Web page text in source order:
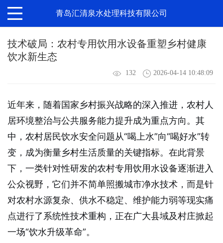
青岛汇清泉水处理科技有限公司
技术破局：农村专用饮用水设备重塑乡村健康
饮水新生态
132 2026-04-14 10:48:09
近年来，随着国家乡村振兴战略的深入推进，农村人
居环境整治与公共服务能力提升成为重点方向。其
中，农村居民饮水安全问题从“喝上水”向“喝好水”转
变，成为衡量乡村生活质量的关键指标。在此背景
下，一类针对性研发的农村专用饮用水设备逐渐进入
公众视野，它们并不简单照搬城市净水技术，而是针
对农村水源复杂、供水不稳定、维护能力弱等现实痛
点进行了系统性技术重构，正在广大县域及村庄掀起
一场“饮水升级革命”。